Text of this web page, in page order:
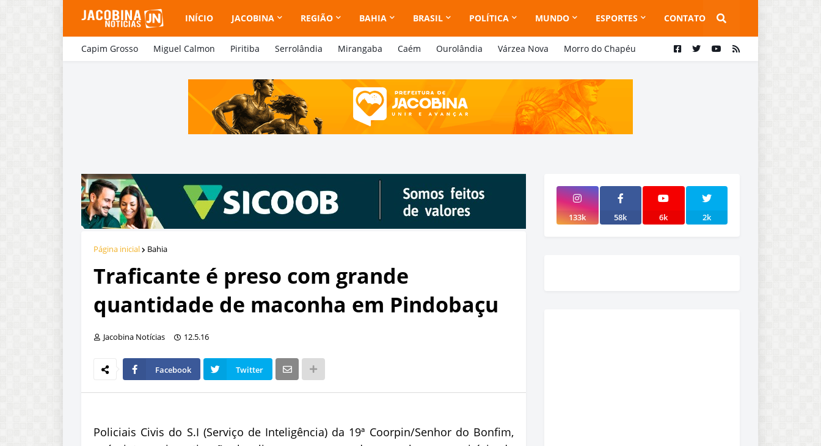
INÍCIO JACOBINA REGIÃO BAHIA BRASIL POLÍTICA MUNDO ESPORTES CONTATO
Capim Grosso Miguel Calmon Piritiba Serrolândia Mirangaba Caém Ourolândia Várzea Nova Morro do Chapéu
Página inicial Bahia
Traficante é preso com grande
quantidade de maconha em Pindobaçu
Jacobina Notícias 12.5.16
Facebook Twitter
Policiais Civis do S.I (Serviço de Inteligência) da 19ª Coorpin/Senhor do Bonfim,
133k 58k 6k 2k